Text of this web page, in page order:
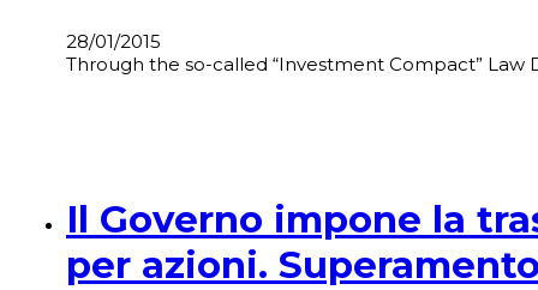
28/01/2015
Through the so-called “Investment Compact”
Il Governo impone la
per azioni.